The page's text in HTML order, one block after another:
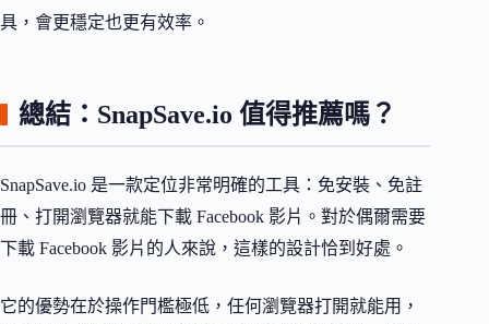
具，會更穩定也更有效率。
總結：SnapSave.io 值得推薦嗎？
SnapSave.io 是一款定位非常明確的工具：免安裝、免註
冊、打開瀏覽器就能下載 Facebook 影片。對於偶爾需要
下載 Facebook 影片的人來說，這樣的設計恰到好處。
它的優勢在於操作門檻極低，任何瀏覽器打開就能用，